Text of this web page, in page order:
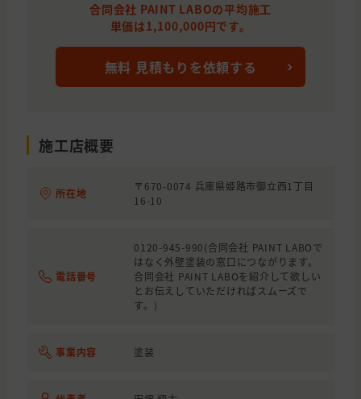
合同会社 PAINT LABOの平均施工
単価は1,100,000円です。
無料 見積もりを依頼する
施工店概要
所在地
〒670-0074 兵庫県姫路市御立西1丁目
16-10
電話番号
0120-945-990(合同会社 PAINT LABOで
はなく外壁塗装の窓口につながります。
合同会社 PAINT LABOを紹介して欲しい
とお伝えしていただければスムーズで
す。)
事業内容 塗装